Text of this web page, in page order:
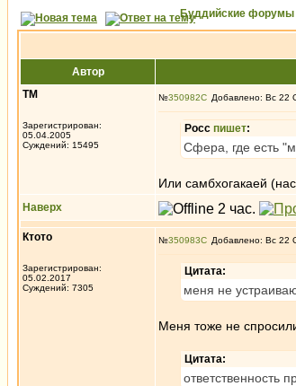
Буддийские форумы
Автор
ТМ
Зарегистрирован:
05.04.2005
Суждений: 15495
№350982 Добавлено: Вс 22
Росс пишет:
Сфера, где есть
Или самбхогакаей
Наверх
Ктото
Зарегистрирован:
05.02.2017
Суждений: 7305
№350983 Добавлено: Вс 22
Цитата:
меня не
Меня тоже не
Цитата:
ответственность